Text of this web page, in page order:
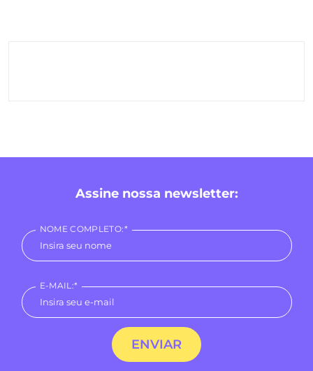
Assine nossa newsletter:
NOME COMPLETO:*
E-MAIL:*